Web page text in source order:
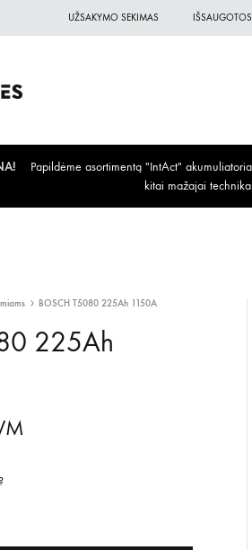
UŽSAKYMO SEKIMAS IŠSAUGOTOS
Papildėme asortimentą "IntAct"
kitai mažajai
BOSCH T5080 225Ah 1150A
225Ah